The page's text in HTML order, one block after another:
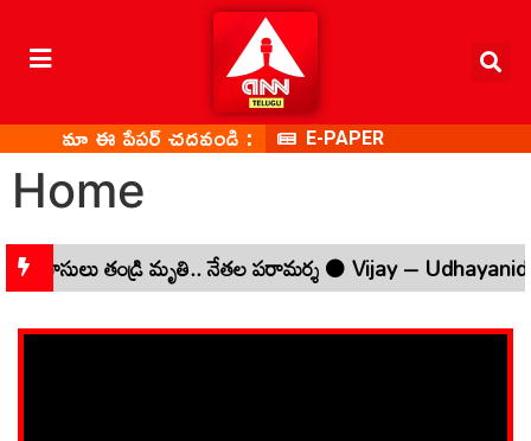
మా ఈ పేపర్ చదవండి : E-PAPER
Home
నేతల పరామర్శ Vijay – Udhayanidhi: విజయ్